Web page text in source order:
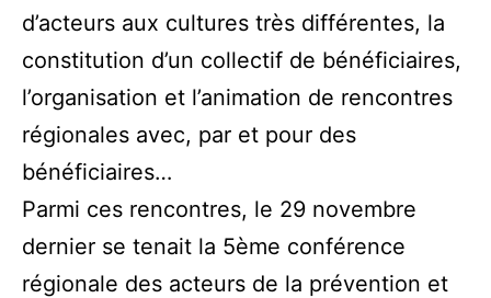
d’acteurs aux cultures très différentes, la
constitution d’un collectif de bénéficiaires,
l’organisation et l’animation de rencontres
régionales avec, par et pour des
bénéficiaires…
Parmi ces rencontres, le 29 novembre
dernier se tenait la 5ème conférence
régionale des acteurs de la prévention et